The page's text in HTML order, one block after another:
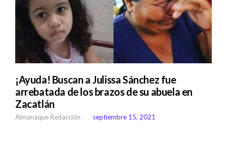
¡Ayuda! Buscan a Julissa Sánchez fue
arrebatada de los brazos de su abuela en
Zacatlán
Almanaque Redacción septiembre 15, 2021